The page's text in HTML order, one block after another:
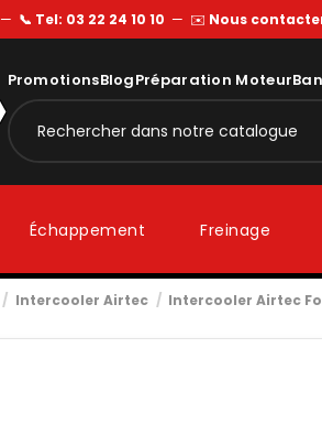
— 📞 Tel: 03 22 24 10 10 — ✉️ Nous
PromotionsBlogPréparation Moteur
Échappement Freinage
Intercooler Airtec Intercooler Airtec